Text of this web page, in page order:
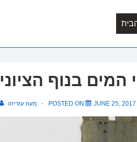
Main
המים בנוף הציוני
מעוז עזריהו POSTED ON JUNE 25, 2017